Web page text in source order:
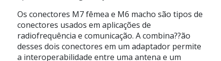
Os conectores M7 fêmea e M6 macho são tipos de
conectores usados em aplicações de
radiofrequência e comunicação. A combina??ão
desses dois conectores em um adaptador permite
a interoperabilidade entre uma antena e um